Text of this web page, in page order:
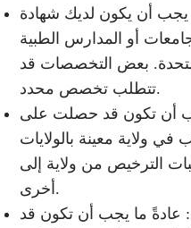
يجب أن يكون لديك شهادة
أو المدارس الطبية
بعض التخصصات قد
تتطلب تخصص محدد.
أن تكون قد حصلت على
ولاية معينة بالولايات
الترخيص من ولاية إلى
أخرى.
عادةً ما يجب أن تكون قد